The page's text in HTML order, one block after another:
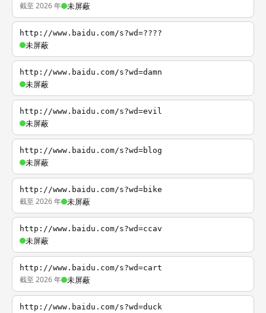
截至 2026 年 未屏蔽
http://www.baidu.com/s?wd=????
未屏蔽
http://www.baidu.com/s?wd=damn
未屏蔽
http://www.baidu.com/s?wd=evil
未屏蔽
http://www.baidu.com/s?wd=blog
未屏蔽
http://www.baidu.com/s?wd=bike
截至 2026 年 未屏蔽
http://www.baidu.com/s?wd=ccav
未屏蔽
http://www.baidu.com/s?wd=cart
截至 2026 年 未屏蔽
http://www.baidu.com/s?wd=duck